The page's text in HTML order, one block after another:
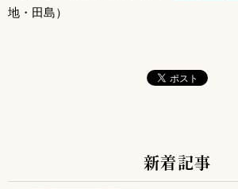
地・田島）
サブコンテンツ
新着記事